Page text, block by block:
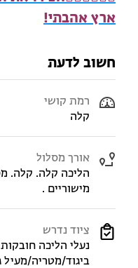
ארץ אהבתי!
חשוב לדעת
רמת קושי
קלה
אורך מסלול
מישוריים .
ציוד נדרש
נעלי הליכה